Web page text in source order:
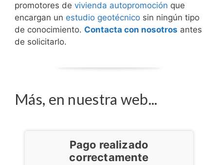
promotores de vivienda autopromoción que
encargan un estudio geotécnico sin ningún tipo
de conocimiento. Contacta con nosotros antes
de solicitarlo.
Más, en nuestra web...
Pago realizado
correctamente